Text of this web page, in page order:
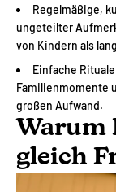
Regelmäßige,
ungeteilter
von Kindern als
Einfache
Familienmomente
großen Aufwand.
Warum
gleich